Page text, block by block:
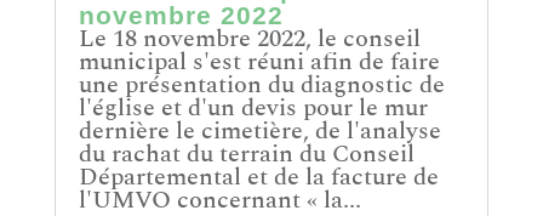
novembre 2022
Le 18 novembre 2022, le conseil
municipal s'est réuni afin de faire
une présentation du diagnostic de
l'église et d'un devis pour le mur
dernière le cimetière, de l'analyse
du rachat du terrain du Conseil
Départemental et de la facture de
l'UMVO concernant « la...